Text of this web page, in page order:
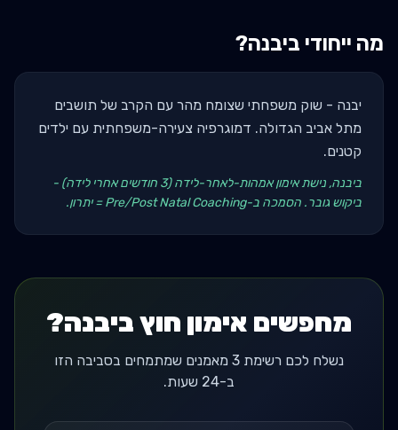
מה ייחודי ביבנה?
יבנה - שוק משפחתי שצומח מהר עם הקרב של תושבים
מתל אביב הגדולה. דמוגרפיה צעירה-משפחתית עם ילדים
קטנים.
ביבנה, נישת אימון אמהות-לאחר-לידה (3 חודשים אחרי לידה) -
ביקוש גובר. הסמכה ב-Pre/Post Natal Coaching = יתרון.
מחפשים אימון חוץ ביבנה?
נשלח לכם רשימת 3 מאמנים שמתמחים בסביבה הזו
ב-24 שעות.